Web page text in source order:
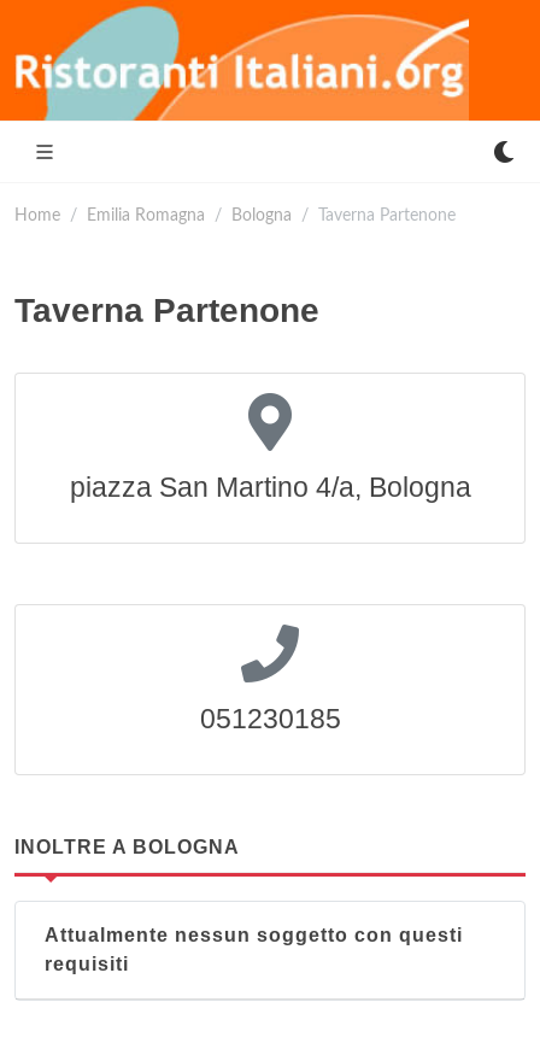
Home Emilia Romagna Bologna Taverna Partenone
Taverna Partenone
piazza San Martino 4/a, Bologna
051230185
INOLTRE A BOLOGNA
Attualmente nessun soggetto con questi
requisiti